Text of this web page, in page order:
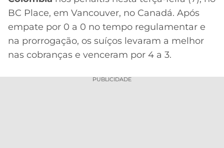
ONLINE
2026
GRÊMIO
ATLÉTICO
MG
LALIGA
BC Place, em Vancouver, no Canadá. Após
empate por 0 a 0 no tempo regulamentar e
na prorrogação, os suíços levaram a melhor
nas cobranças e venceram por 4 a 3.
PUBLICIDADE